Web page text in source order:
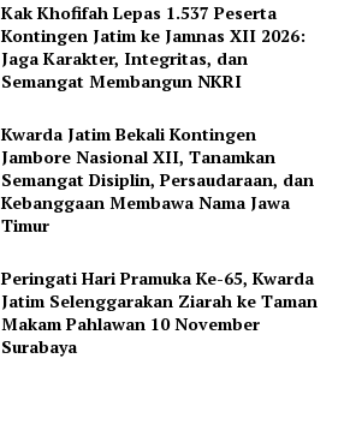
Kak Khofifah Lepas 1.537 Peserta
Kontingen Jatim ke Jamnas XII 2026:
Jaga Karakter, Integritas, dan
Semangat Membangun NKRI
Kwarda Jatim Bekali Kontingen
Jambore Nasional XII, Tanamkan
Semangat Disiplin, Persaudaraan, dan
Kebanggaan Membawa Nama Jawa
Timur
Peringati Hari Pramuka Ke-65, Kwarda
Jatim Selenggarakan Ziarah ke Taman
Makam Pahlawan 10 November
Surabaya